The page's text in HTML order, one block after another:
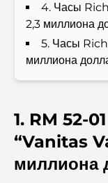
руководство
Лучшие
полный
идеальное
Рестораны с
рестораны в
4. Часы
2,3 миллиона
5. Часы
миллиона
1. RM 52-
“Vanitas
миллиона